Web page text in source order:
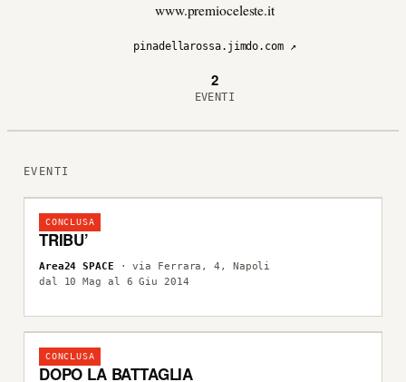
www.premioceleste.it
pinadellarossa.jimdo.com ↗
2
EVENTI
EVENTI
CONCLUSA
TRIBU’
Area24 SPACE · via Ferrara, 4, Napoli
dal 10 Mag al 6 Giu 2014
CONCLUSA
DOPO LA BATTAGLIA